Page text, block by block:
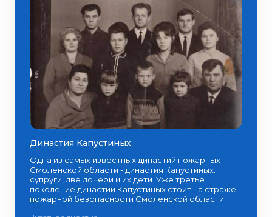
Династия Капустиных
Одна из самых известных династий пожарных
Смоленской области - династия Капустиных:
супруги, две дочери и их дети. Уже третье
поколение династии Капустиных стоит на страже
пожарной безопасности Смоленской области.